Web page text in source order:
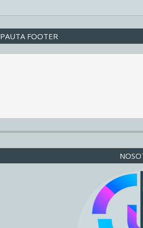
PAUTA FOOTER